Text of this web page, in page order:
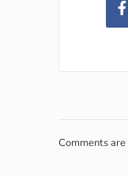
Comments